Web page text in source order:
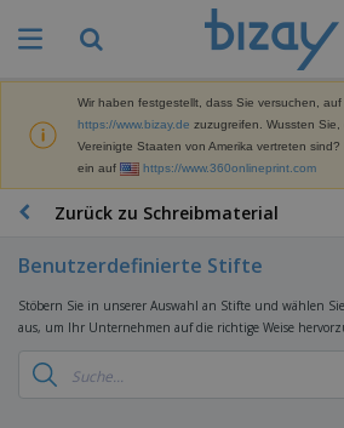
Wir haben festgestellt, dass Sie versuchen, auf
https://www.bizay.de zuzugreifen. Wussten Sie,
Vereinigte Staaten von Amerika vertreten
ein auf
https://www.360onlineprint.com
Zurück zu Schreibmaterial
Benutzerdefinierte Stifte
Stöbern Sie in unserer Auswahl an Stifte und wählen
aus, um Ihr Unternehmen auf die richtige Weise